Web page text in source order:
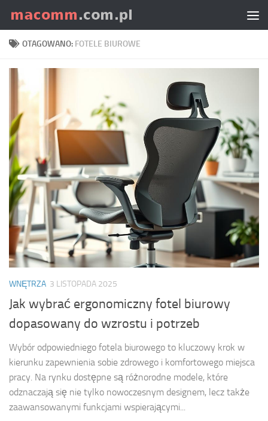
Skip to content
OTAGOWANO: FOTELE BIUROWE
WNĘTRZA 3 LISTOPADA 2025
Jak wybrać ergonomiczny fotel biurowy
dopasowany do wzrostu i potrzeb
Wybór odpowiedniego fotela biurowego to kluczowy krok w
kierunku zapewnienia sobie zdrowego i komfortowego miejsca
pracy. Na rynku dostępne są różnorodne modele, które
odznaczają się nie tylko nowoczesnym designem, lecz także
zaawansowanymi funkcjami wspierającymi...